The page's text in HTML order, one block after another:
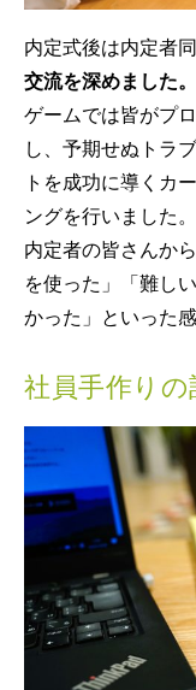
内定式後は内定者
交流を深めました。
ゲームでは皆がプ
し、予期せぬトラ
トを成功に導くカ
ングを行いました。
内定者の皆さんか
を使った」「難し
かった」といった
社員手作り